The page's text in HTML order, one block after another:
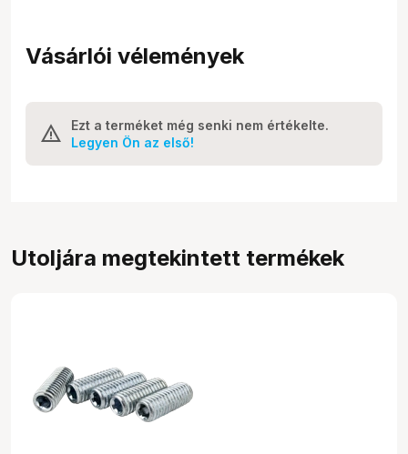
Vásárlói vélemények
Ezt a terméket még senki nem értékelte.
Legyen Ön az első!
Utoljára megtekintett termékek